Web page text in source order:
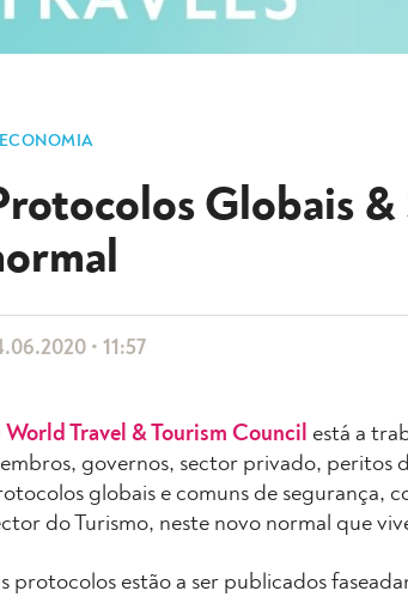
ECONOMIA
Globais &
• 11:57
World Travel & Tourism Council está a
governos, sector privado, peritos
globais e comuns de segurança,
do Turismo, neste novo normal que
protocolos estão a ser publicados